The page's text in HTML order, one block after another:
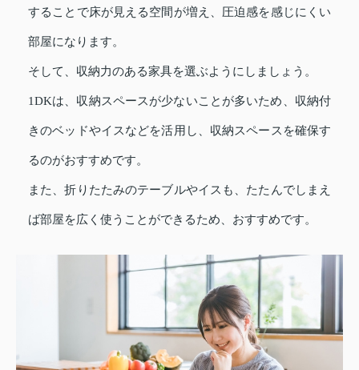
することで床が見える空間が増え、圧迫感を感じにくい
部屋になります。
そして、収納力のある家具を選ぶようにしましょう。
1DKは、収納スペースが少ないことが多いため、収納付
きのベッドやイスなどを活用し、収納スペースを確保す
るのがおすすめです。
また、折りたたみのテーブルやイスも、たたんでしまえ
ば部屋を広く使うことができるため、おすすめです。